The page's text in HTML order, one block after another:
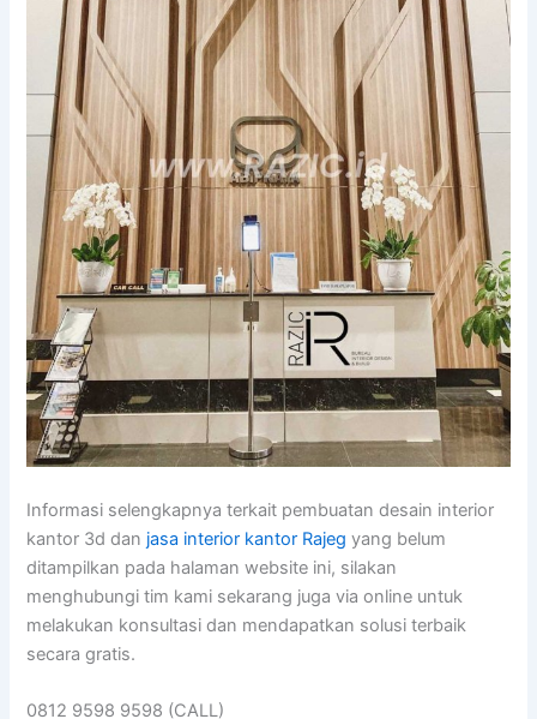
Informasi selengkapnya terkait pembuatan desain interior
kantor 3d dan jasa interior kantor Rajeg yang belum
ditampilkan pada halaman website ini, silakan
menghubungi tim kami sekarang juga via online untuk
melakukan konsultasi dan mendapatkan solusi terbaik
secara gratis.
0812 9598 9598 (CALL)